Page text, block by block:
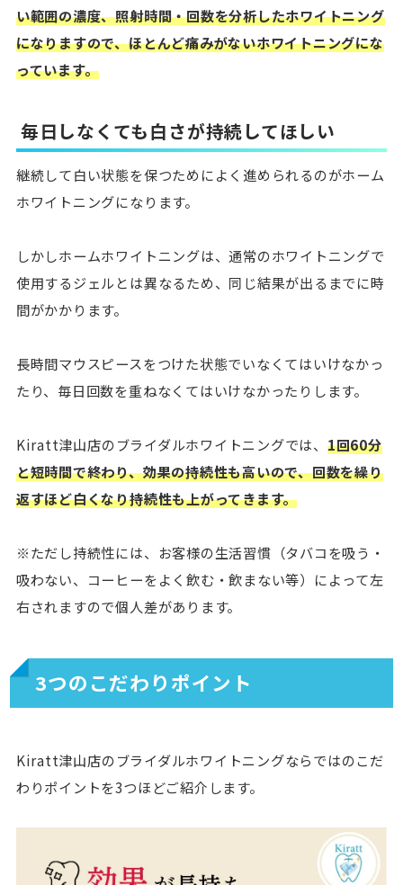
い範囲の濃度、照射時間・回数を分析したホワイトニング
になりますので、ほとんど痛みがないホワイトニングにな
っています。
毎日しなくても白さが持続してほしい
継続して白い状態を保つためによく進められるのがホーム
ホワイトニングになります。
しかしホームホワイトニングは、通常のホワイトニングで
使用するジェルとは異なるため、同じ結果が出るまでに時
間がかかります。
長時間マウスピースをつけた状態でいなくてはいけなかっ
たり、毎日回数を重ねなくてはいけなかったりします。
Kiratt津山店のブライダルホワイトニングでは、 1回60分
と短時間で終わり、効果の持続性も高いので、回数を繰り
返すほど白くなり持続性も上がってきます。
※ただし持続性には、お客様の生活習慣（タバコを吸う・
吸わない、コーヒーをよく飲む・飲まない等）によって左
右されますので個人差があります。
3つのこだわりポイント
Kiratt津山店のブライダルホワイトニングならではのこだ
わりポイントを3つほどご紹介します。